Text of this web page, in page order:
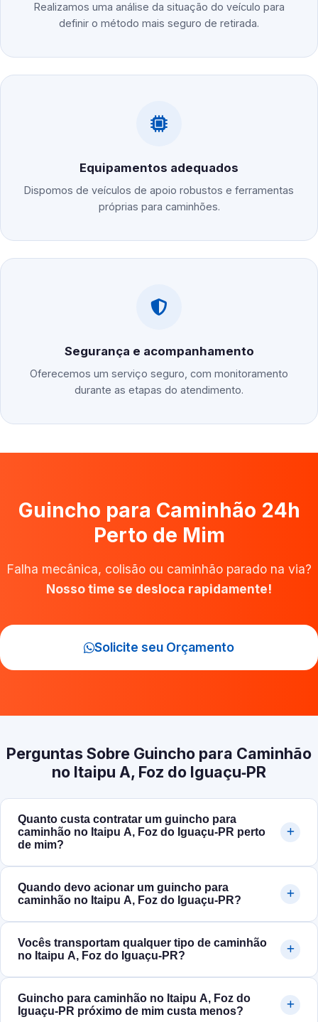
Realizamos uma análise da situação do veículo para
definir o método mais seguro de retirada.
Equipamentos adequados
Dispomos de veículos de apoio robustos e ferramentas
próprias para caminhões.
Segurança e acompanhamento
Oferecemos um serviço seguro, com monitoramento
durante as etapas do atendimento.
Guincho para Caminhão 24h
Perto de Mim
Falha mecânica, colisão ou caminhão parado na via?
Nosso time se desloca rapidamente!
Solicite seu Orçamento
Perguntas Sobre Guincho para Caminhão
no Itaipu A, Foz do Iguaçu‑PR
Quanto custa contratar um guincho para
caminhão no Itaipu A, Foz do Iguaçu‑PR perto
de mim?
Quando devo acionar um guincho para
caminhão no Itaipu A, Foz do Iguaçu‑PR?
Vocês transportam qualquer tipo de caminhão
no Itaipu A, Foz do Iguaçu‑PR?
Guincho para caminhão no Itaipu A, Foz do
Iguaçu‑PR próximo de mim custa menos?